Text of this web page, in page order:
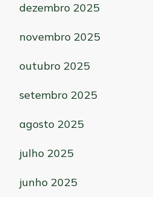
dezembro 2025
novembro 2025
outubro 2025
setembro 2025
agosto 2025
julho 2025
junho 2025